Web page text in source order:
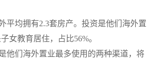
平均拥有2.3套房产。投资是他们海外置
女教育居住，占比56%。
他们海外置业最多使用的两种渠道，将